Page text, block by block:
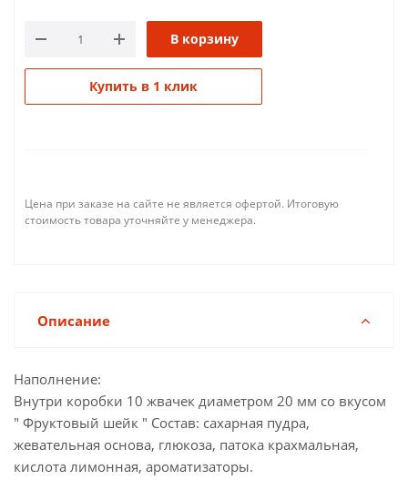
В корзину
Купить в 1 клик
Цена при заказе на сайте не является офертой. Итоговую
стоимость товара уточняйте у менеджера.
Описание
Наполнение:
Внутри коробки 10 жвачек диаметром 20 мм со вкусом
" Фруктовый шейк " Состав: сахарная пудра,
жевательная основа, глюкоза, патока крахмальная,
кислота лимонная, ароматизаторы.